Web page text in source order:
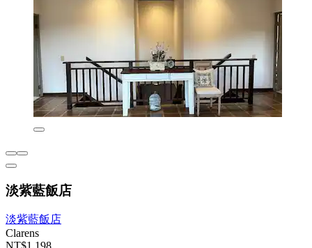
淡紫藍飯店
淡紫藍飯店
Clarens